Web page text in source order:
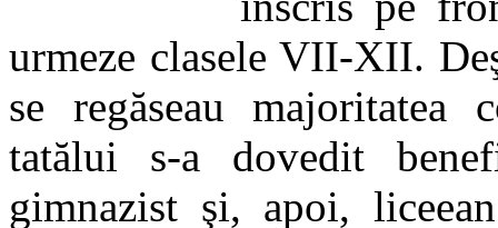
urmeze clasele VII-XII.
se regăseau majoritatea
tatălui s-a dovedit
gimnazist şi, apoi,